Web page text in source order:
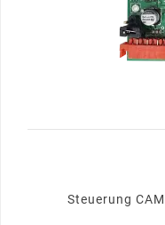
Steuerung